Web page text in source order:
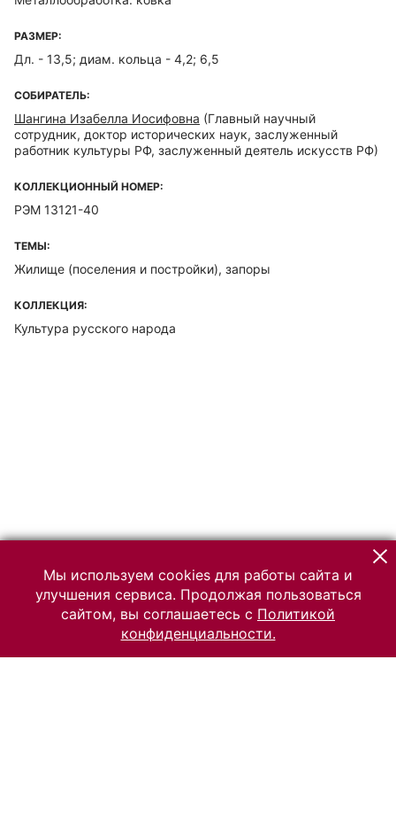
РАЗМЕР:
Дл. - 13,5; диам. кольца - 4,2; 6,5
СОБИРАТЕЛЬ:
Шангина Изабелла Иосифовна (Главный научный
сотрудник, доктор исторических наук, заслуженный
работник культуры РФ, заслуженный деятель искусств РФ)
КОЛЛЕКЦИОННЫЙ НОМЕР:
РЭМ 13121-40
ТЕМЫ:
Жилище (поселения и постройки), запоры
КОЛЛЕКЦИЯ:
Культура русского народа
Мы используем cookies для работы сайта и
улучшения сервиса. Продолжая пользоваться
сайтом, вы соглашаетесь с Политикой
конфиденциальности.